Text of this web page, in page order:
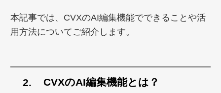
本記事では、CVXのAI編集機能でできることや活
用方法についてご紹介します。
CVXのAI編集機能とは？